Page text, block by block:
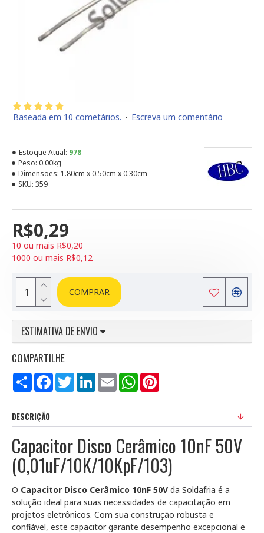
Baseada em 10 cometários. - Escreva um comentário
R$0,29
10 ou mais R$0,20
1000 ou mais R$0,12
Estoque Atual: 978
Peso: 0.00kg
Dimensões: 1.80cm x 0.50cm x 0.30cm
SKU: 359
COMPRAR
ESTIMATIVA DE ENVIO
COMPARTILHE
Compartilhar
FacebookTwitterLinkedInEmail WhatsApp
DESCRIÇÃO
Capacitor Disco Cerâmico 10nF 50V
(0,01uF/10K/10KpF/103)
O Capacitor Disco Cerâmico 10nF 50V da Soldafria é a
solução ideal para suas necessidades de capacitação em
projetos eletrônicos. Com sua construção robusta e
confiável, este capacitor garante desempenho excepcional e